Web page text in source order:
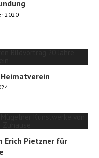
2020
Erich Pietzner für